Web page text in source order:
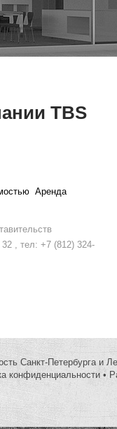
TBS
Аренда
, тел: +7 (812) 324-
Санкт-Петербурга и
конфиденциальности •